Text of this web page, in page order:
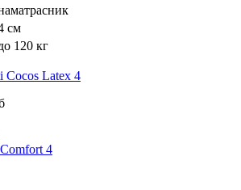
см
120 кг
Cocos Latex 4